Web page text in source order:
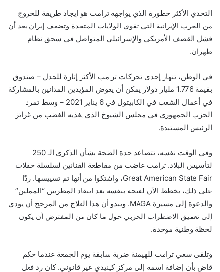
التحدي الأكثر خطورة الذي يواجهه ترامب هو إيجاد طريقة للخروج
من الحرب الإيرانية التي تقوي الولايات المتحدة وتضعف إيران بعد أن
فشل القصف الأمريكي والإسرائيلي المتواصل في سحق نظام
طهران.
في الوطن، تنهار إحدى تحركات ترامب الأكثر إثارة للجدل – صندوق
بقيمة 1.776 مليار دولار يمكن أن يعوض المؤيدين المدانين بالمشاركة
في أعمال الشغب في الكابيتول في 6 يناير 2021 – وسط تمرد
الحزب الجمهوري في مجلس الشيوخ الذي يغذيه الغضب من غرائز
الرئيس المستبدة.
وفي الوقت نفسه، تتصاعد حدة الضجة بشأن الذكرى الـ 250
لتأسيس البلاد. ترامب غاضب من مقاطعة الفنانين لسلسلة حفلات
Great American State Fair، واشتكوا من أنها تم تسييسها. ردًا
على ذلك، يخطط الآن لفتحه بنفسه بعد انتقاد المطربين “المملين”
والدعوة إلى مسيرة MAGA. ويبدو أن هذا العلاج من المرجح أن يؤدي
إلى تعميق الاضطراب الحزبي حول ما كان من المفترض أن يكون
لحظة وطنية موحدة.
وتلقى سعي ترامب للهيمنة ضربة سابقة يوم الجمعة عندما حكم
قاض بأن إضافة اسمه إلى مركز كينيدي غير قانوني. كان رد فعل